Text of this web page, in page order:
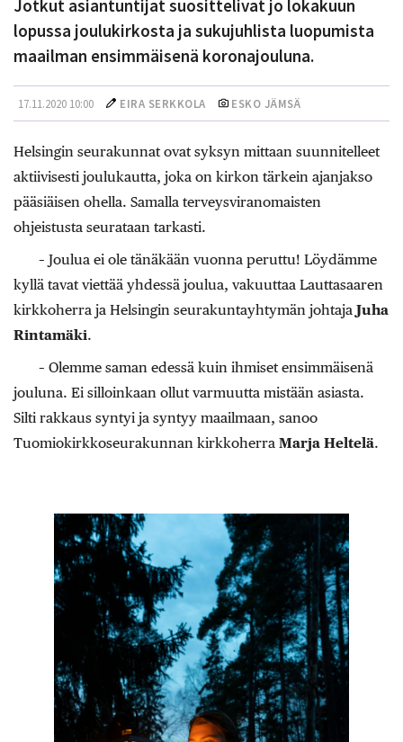
Jotkut asiantuntijat suosittelivat jo lokakuun
lopussa joulukirkosta ja sukujuhlista luopumista
maailman ensimmäisenä korona­jouluna.
17.11.2020 10:00 EIRA SERKKOLA ESKO JÄMSÄ
Helsingin seurakunnat ovat syksyn mittaan suunnitelleet
aktiivisesti joulukautta, joka on kirkon tärkein ajanjakso
pääsiäisen ohella. ­Samalla terveysviranomaisten
ohjeistusta seurataan tarkasti.
– Joulua ei ole tänäkään vuonna peruttu! Löydämme
kyllä tavat viettää yhdessä joulua, vakuuttaa Lauttasaaren
kirkkoherra ja Helsingin seurakunta­yhtymän johtaja Juha
Rintamäki.
– Olemme saman edessä kuin ihmiset ensimmäisenä
jouluna. Ei silloinkaan ollut varmuutta mistään asiasta.
Silti rakkaus syntyi ja syntyy maailmaan, sanoo
Tuomiokirkkoseurakunnan kirkkoherra ­ Marja Heltelä.